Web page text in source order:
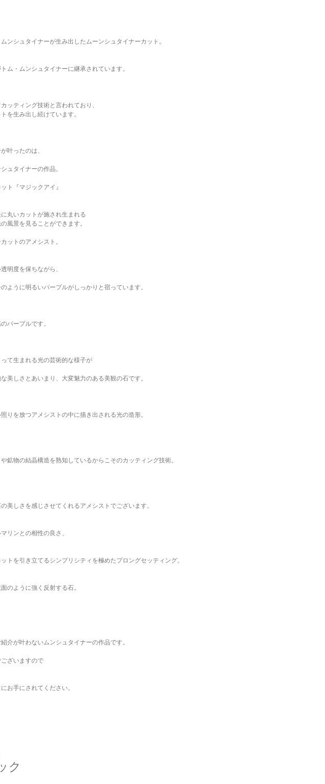
ンシュタイナーが生み出したムーンシュタイナーカット。
ム・ムンシュタイナーに継承されています。
ッティング技術と言われており、
を生み出し続けています。
叶ったのは、
ュタイナーの作品。
ト『マジックアイ』
丸いカットが施され生まれる
風景を見ることができます。
ットのアメシスト。
明度を保ちながら、
ように明るいパープルがしっかりと宿っています。
パープルです。
て生まれる光の芸術的な様子が
美しさとあいまり、大変魅力のある美観の石です。
りを放つアメシストの中に描き出される光の造形。
鉱物の結晶構造を熟知しているからこそのカッティング技術。
美しさを感じさせてくれるアメシストでございます。
リンとの相性の良さ、
トを引き立てるシンプリシティを極めたプロングセッティング。
のように強く反射する石。
介が叶わないムンシュタイナーの作品です。
ざいますので
お手にされてください。
ク
お買い物を続ける